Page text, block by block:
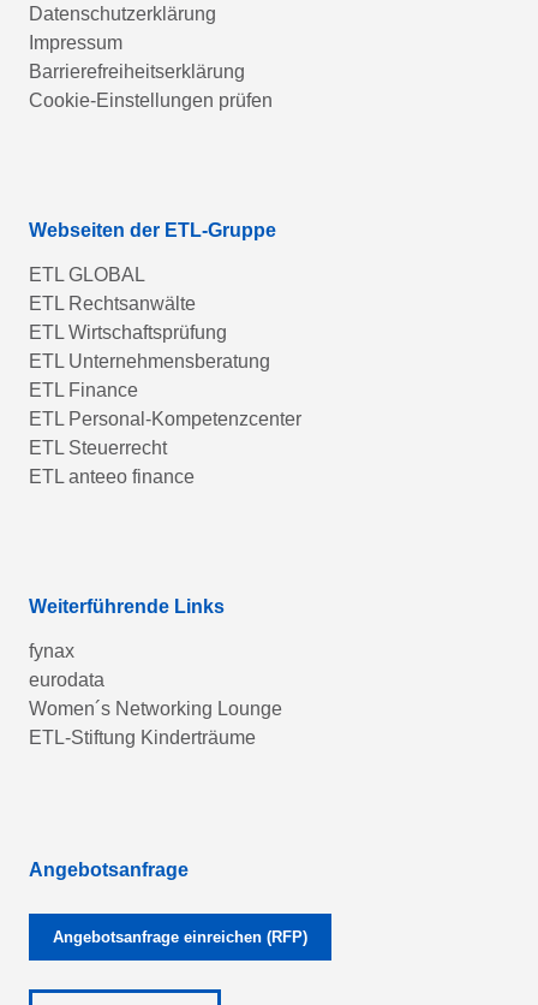
Datenschutzerklärung
Impressum
Barrierefreiheitserklärung
Cookie-Einstellungen prüfen
Webseiten der ETL-Gruppe
ETL GLOBAL
ETL Rechtsanwälte
ETL Wirtschaftsprüfung
ETL Unternehmensberatung
ETL Finance
ETL Personal-Kompetenzcenter
ETL Steuerrecht
ETL anteeo finance
Weiterführende Links
fynax
eurodata
Women´s Networking Lounge
ETL-Stiftung Kinderträume
Angebotsanfrage
Angebotsanfrage einreichen (RFP)